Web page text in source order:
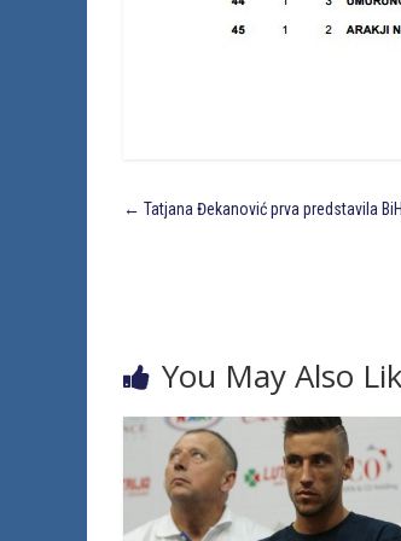
← Tatjana Đekanović prva predstavila
You May Also